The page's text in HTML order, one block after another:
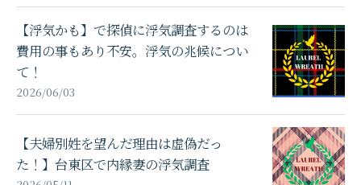
【浮気かも】で探偵に浮気調査するのは
費用の事もあり不安。浮気の兆候につい
て！
2026/06/03
【夫婦別姓を望んだ理由は虚偽だっ
た！】台東区で内縁妻の浮気調査